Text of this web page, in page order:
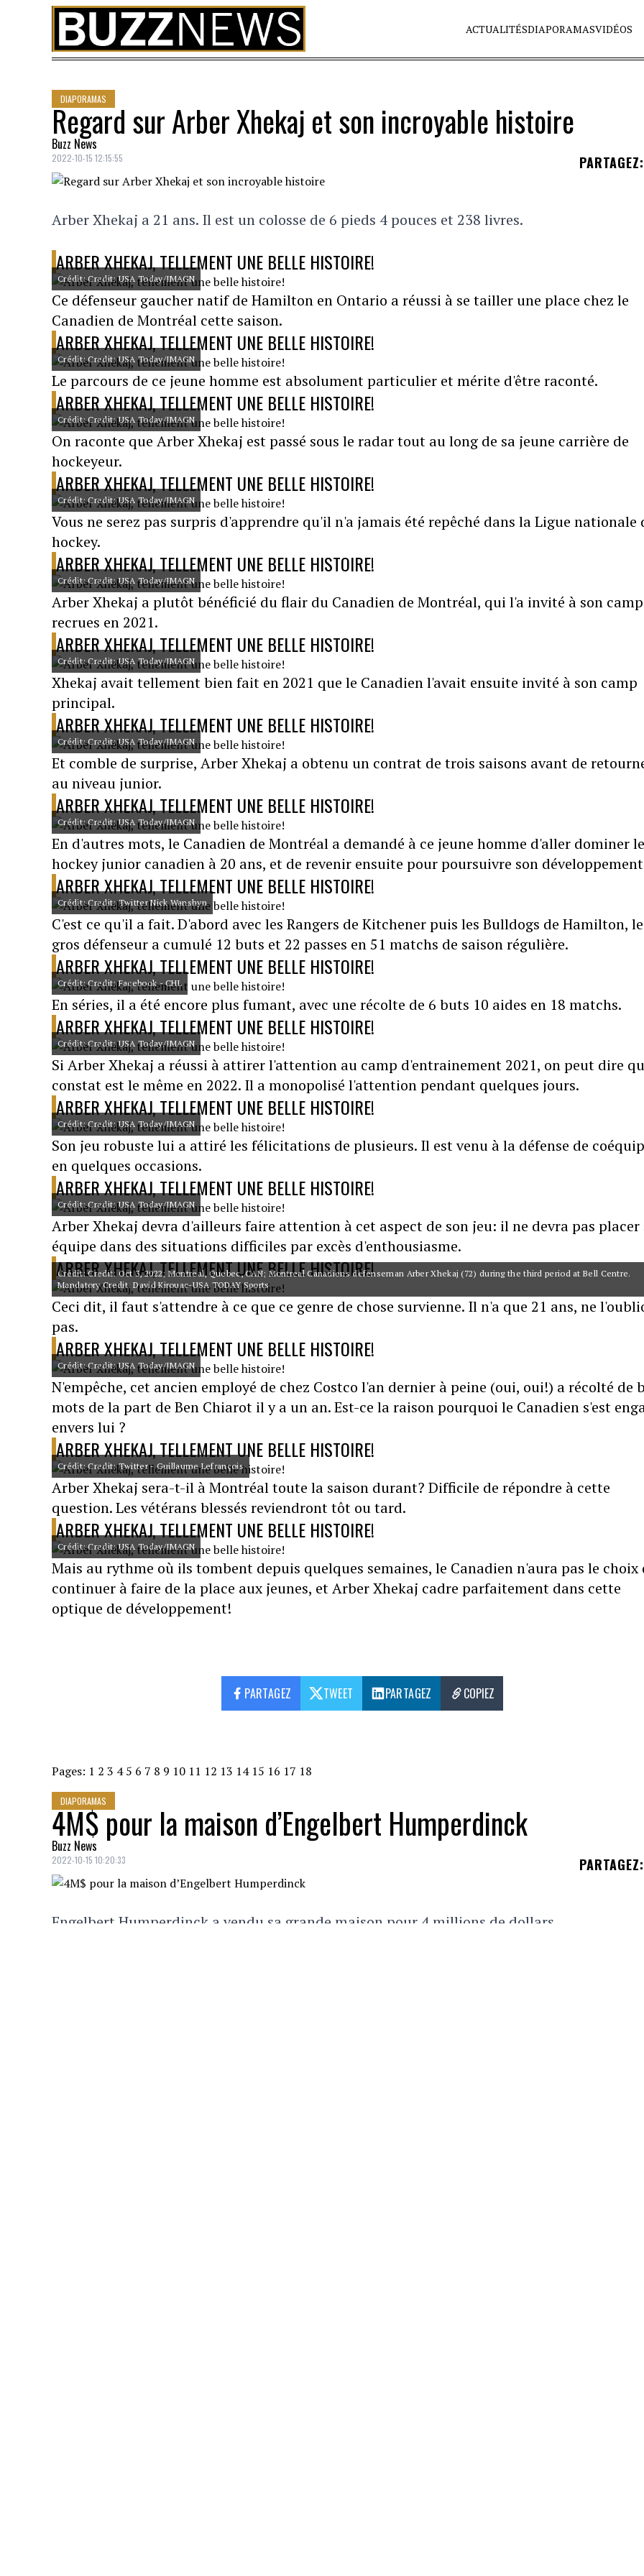
Skip to content
ACTUALITÉSDIAPORAMASVIDÉOS
DIAPORAMAS
Regard sur Arber Xhekaj et son incroyable histoire
Buzz News
2022-10-15 12:15:55 PARTAGEZ:
Arber Xhekaj a 21 ans. Il est un colosse de 6 pieds 4 pouces et 238 livres.
ARBER XHEKAJ, TELLEMENT UNE BELLE HISTOIRE!
Crédit: Credit: USA Today/IMAGN
Ce défenseur gaucher natif de Hamilton en Ontario a réussi à se tailler une place chez le
Canadien de Montréal cette saison.
ARBER XHEKAJ, TELLEMENT UNE BELLE HISTOIRE!
Crédit: Credit: USA Today/IMAGN
Le parcours de ce jeune homme est absolument particulier et mérite d'être raconté.
ARBER XHEKAJ, TELLEMENT UNE BELLE HISTOIRE!
Crédit: Credit: USA Today/IMAGN
On raconte que Arber Xhekaj est passé sous le radar tout au long de sa jeune carrière de
hockeyeur.
ARBER XHEKAJ, TELLEMENT UNE BELLE HISTOIRE!
Crédit: Credit: USA Today/IMAGN
Vous ne serez pas surpris d'apprendre qu'il n'a jamais été repêché dans la Ligue nationale
hockey.
ARBER XHEKAJ, TELLEMENT UNE BELLE HISTOIRE!
Crédit: Credit: USA Today/IMAGN
Arber Xhekaj a plutôt bénéficié du flair du Canadien de Montréal, qui l'a invité à son
recrues en 2021.
ARBER XHEKAJ, TELLEMENT UNE BELLE HISTOIRE!
Crédit: Credit: USA Today/IMAGN
Xhekaj avait tellement bien fait en 2021 que le Canadien l'avait ensuite invité à son camp
principal.
ARBER XHEKAJ, TELLEMENT UNE BELLE HISTOIRE!
Crédit: Credit: USA Today/IMAGN
Et comble de surprise, Arber Xhekaj a obtenu un contrat de trois saisons avant de
au niveau junior.
ARBER XHEKAJ, TELLEMENT UNE BELLE HISTOIRE!
Crédit: Credit: USA Today/IMAGN
En d'autres mots, le Canadien de Montréal a demandé à ce jeune homme d'aller dominer le
hockey junior canadien à 20 ans, et de revenir ensuite pour poursuivre son
ARBER XHEKAJ, TELLEMENT UNE BELLE HISTOIRE!
Crédit: Credit: Twitter Nick Wanshyn
C'est ce qu'il a fait. D'abord avec les Rangers de Kitchener puis les Bulldogs de Hamilton, le
gros défenseur a cumulé 12 buts et 22 passes en 51 matchs de saison régulière.
ARBER XHEKAJ, TELLEMENT UNE BELLE HISTOIRE!
Crédit: Credit: Facebook - CHL
En séries, il a été encore plus fumant, avec une récolte de 6 buts 10 aides en 18 matchs.
ARBER XHEKAJ, TELLEMENT UNE BELLE HISTOIRE!
Crédit: Credit: USA Today/IMAGN
Si Arber Xhekaj a réussi à attirer l'attention au camp d'entrainement 2021, on peut dire
constat est le même en 2022. Il a monopolisé l'attention pendant quelques jours.
ARBER XHEKAJ, TELLEMENT UNE BELLE HISTOIRE!
Crédit: Credit: USA Today/IMAGN
Son jeu robuste lui a attiré les félicitations de plusieurs. Il est venu à la défense de
en quelques occasions.
ARBER XHEKAJ, TELLEMENT UNE BELLE HISTOIRE!
Crédit: Credit: USA Today/IMAGN
Arber Xhekaj devra d'ailleurs faire attention à cet aspect de son jeu: il ne devra pas placer
équipe dans des situations difficiles par excès d'enthousiasme.
ARBER XHEKAJ, TELLEMENT UNE BELLE HISTOIRE!
Crédit: Credit: Oct 3, 2022; Montreal, Quebec, CAN; Montreal Canadiens defenseman Arber Xhekaj (72) during the third period at Bell Centre.
Mandatory Credit: David Kirouac-USA TODAY Sports
Ceci dit, il faut s'attendre à ce que ce genre de chose survienne. Il n'a que 21 ans, ne
pas.
ARBER XHEKAJ, TELLEMENT UNE BELLE HISTOIRE!
Crédit: Credit: USA Today/IMAGN
N'empêche, cet ancien employé de chez Costco l'an dernier à peine (oui, oui!) a récolté de
mots de la part de Ben Chiarot il y a un an. Est-ce la raison pourquoi le Canadien s'est
envers lui ?
ARBER XHEKAJ, TELLEMENT UNE BELLE HISTOIRE!
Crédit: Credit: Twitter - Guillaume Lefrançois
Arber Xhekaj sera-t-il à Montréal toute la saison durant? Difficile de répondre à cette
question. Les vétérans blessés reviendront tôt ou tard.
ARBER XHEKAJ, TELLEMENT UNE BELLE HISTOIRE!
Crédit: Credit: USA Today/IMAGN
Mais au rythme où ils tombent depuis quelques semaines, le Canadien n'aura pas le choix
continuer à faire de la place aux jeunes, et Arber Xhekaj cadre parfaitement dans cette
optique de développement!
PARTAGEZ TWEET PARTAGEZ COPIEZ
Pages: 1 2 3 4 5 6 7 8 9 10 11 12 13 14 15 16 17 18
DIAPORAMAS
4M$ pour la maison d’Engelbert Humperdinck
Buzz News
2022-10-15 10:20:33 PARTAGEZ:
Engelbert Humperdinck a vendu sa grande maison pour 4 millions de dollars.